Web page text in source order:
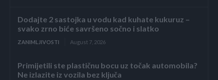
Dodajte 2 sastojka u vodu kad kuhate kukuruz –
svako zrno biće savršeno sočno i slatko
ZANIMLJIVOSTI August 7, 2026
Primijetili ste plastičnu bocu uz točak automobila?
Ne izlazite iz vozila bez ključa